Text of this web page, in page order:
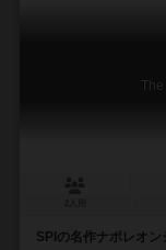
SPIの名作ナポレオ